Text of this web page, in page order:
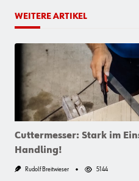
WEITERE ARTIKEL
Cuttermesser: Stark im
Handling!
Rudolf Breitwieser 5144